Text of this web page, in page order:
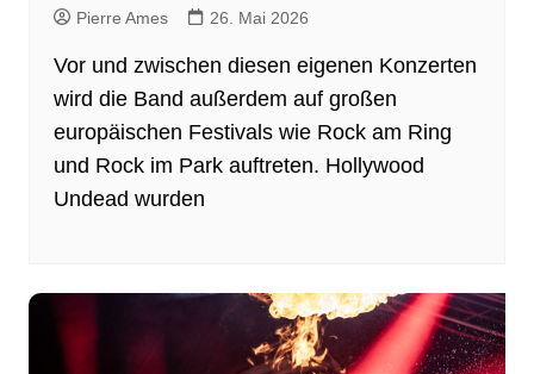
Pierre Ames 26. Mai 2026
Vor und zwischen diesen eigenen Konzerten
wird die Band außerdem auf großen
europäischen Festivals wie Rock am Ring
und Rock im Park auftreten. Hollywood
Undead wurden